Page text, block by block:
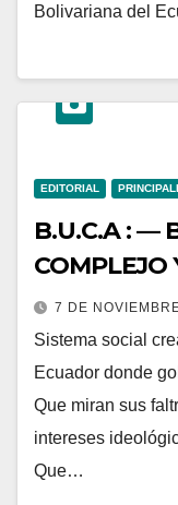
Bolivariana del
EDITORIAL
B.U.C.A : —
COMPLEJO
7 DE
Sistema social
Ecuador donde
Que miran sus
intereses
Que…